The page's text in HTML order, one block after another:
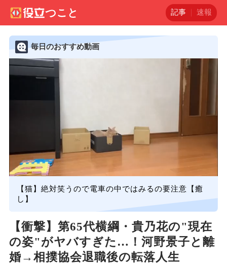
記事 速報
毎日のおすすめ動画
【猫】絶対笑うので電車の中ではみるの要注意【癒
し】
【衝撃】第65代横綱・貴乃花の"現在
の姿"がヤバすぎた…！河野景子と離
婚→相撲協会退職後の転落人生